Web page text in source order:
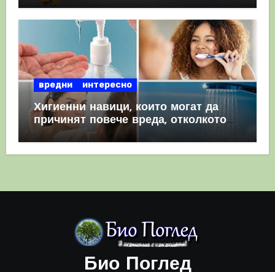
вредни интересно
Хигиенни навици, които могат да
причинят повече вреда, отколкото
полза
Био Поглед